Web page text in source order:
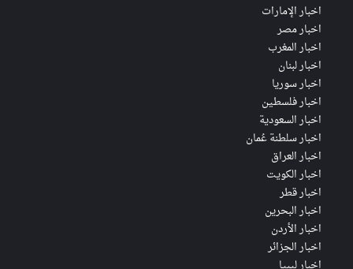
اخبار الإمارات
اخبار مصر
اخبار المغرب
اخبار لبنان
اخبار سوريا
اخبار فلسطين
اخبار السعودية
اخبار سلطنة عُمان
اخبار العراق
اخبار الكويت
اخبار قطر
اخبار البحرين
اخبار الأردن
اخبار الجزائر